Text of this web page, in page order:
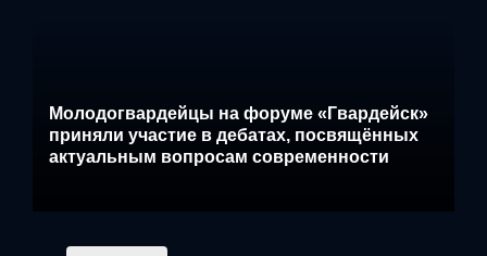
Молодогвардейцы на форуме «Гвардейск»
приняли участие в дебатах, посвящённых
актуальным вопросам современности